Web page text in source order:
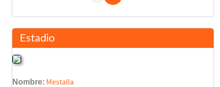
Estadio
Nombre: Mestalla